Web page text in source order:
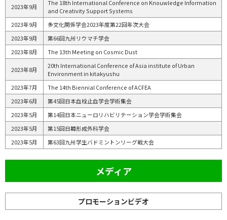
2023年9月
The 18th International Conference on Knouwledge Information
and Creativity Support Systems
2023年9月
多文化関係学会2023年度第22回年次大会
2023年9月
第66回九州リウマチ学会
2023年8月
The 13th Meeting on Cosmic Dust
2023年8月
20th International Conference of Asia institute of Urban
Environment in kitakyushu
2023年7月
The 14th Biennial Conference of ACFEA
2023年6月
第45回日本血栓止血学会学術集会
2023年5月
第14回日本ニューロリハビリテーション学会学術集会
2023年5月
第15回日韓形成外科学会
2023年5月
第63回九州学生バドミントンリーグ戦大会
メディア
プロモーションビデオ